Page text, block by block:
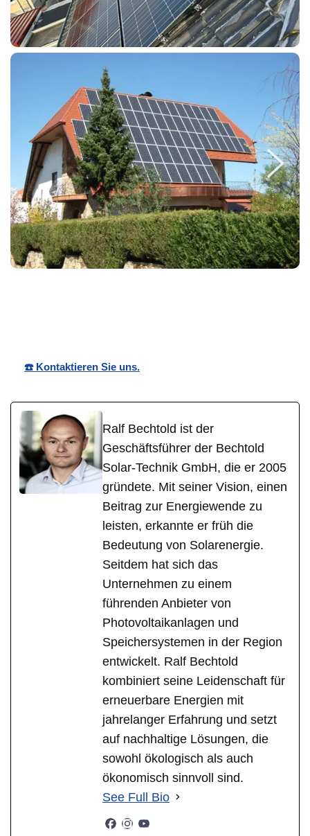
☎️ Kontaktieren Sie uns.
Ralf Bechtold ist der
Geschäftsführer der Bechtold
Solar-Technik GmbH, die er 2005
gründete. Mit seiner Vision, einen
Beitrag zur Energiewende zu
leisten, erkannte er früh die
Bedeutung von Solarenergie.
Seitdem hat sich das
Unternehmen zu einem
führenden Anbieter von
Photovoltaikanlagen und
Speichersystemen in der Region
entwickelt. Ralf Bechtold
kombiniert seine Leidenschaft für
erneuerbare Energien mit
jahrelanger Erfahrung und setzt
auf nachhaltige Lösungen, die
sowohl ökologisch als auch
ökonomisch sinnvoll sind.
See Full Bio